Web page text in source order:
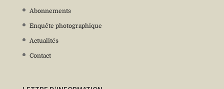
Abonnements
Enquête photographique
Actualités
Contact